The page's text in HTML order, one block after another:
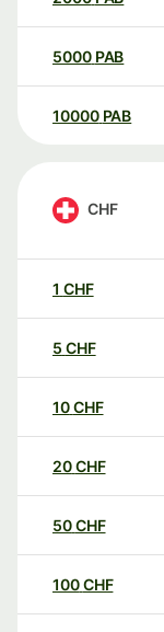
5000 PAB
10000 PAB
CHF
1 CHF
5 CHF
10CHF
20CHF
50CHF
100CHF